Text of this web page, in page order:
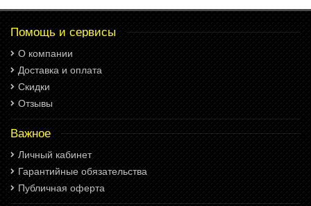
Помощь и сервисы
О компании
Доставка и оплата
Скидки
Отзывы
Важное
Личный кабинет
Гарантийные обязательства
Публичная оферта